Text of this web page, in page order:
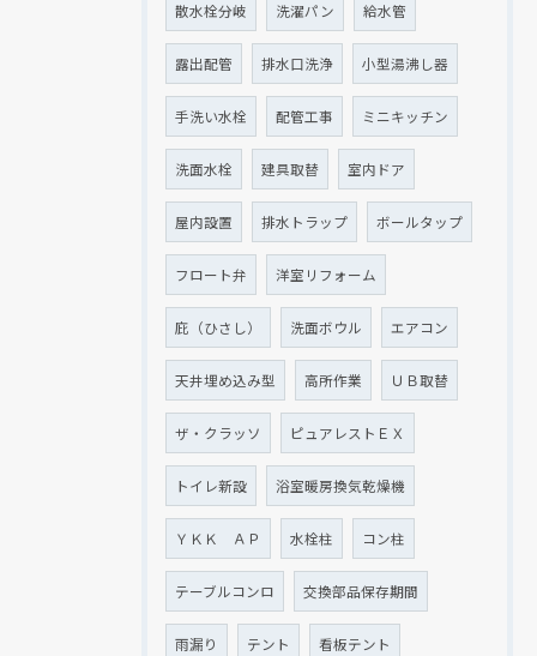
散水栓分岐 洗濯パン 給水管
露出配管 排水口洗浄 小型湯沸し器
手洗い水栓 配管工事 ミニキッチン
洗面水栓 建具取替 室内ドア
屋内設置 排水トラップ ボールタップ
フロート弁 洋室リフォーム
庇（ひさし） 洗面ボウル エアコン
天井埋め込み型 高所作業 ＵＢ取替
ザ・クラッソ ピュアレストＥＸ
トイレ新設 浴室暖房換気乾燥機
ＹＫＫ ＡＰ 水栓柱 コン柱
テーブルコンロ 交換部品保存期間
雨漏り テント 看板テント